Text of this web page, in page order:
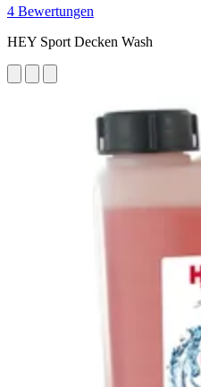
4 Bewertungen
HEY Sport Decken Wash